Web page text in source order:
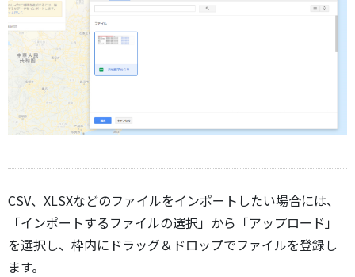
CSV、XLSXなどのファイルをインポートしたい場合には、
「インポートするファイルの選択」から「アップロード」
を選択し、枠内にドラッグ＆ドロップでファイルを登録し
ます。